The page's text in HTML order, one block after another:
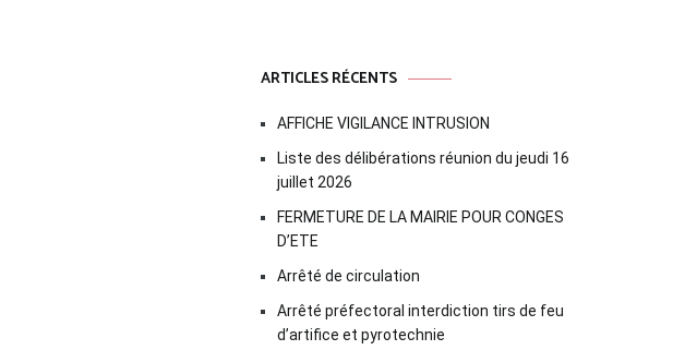
ARTICLES RÉCENTS
AFFICHE VIGILANCE INTRUSION
Liste des délibérations réunion du jeudi 16
juillet 2026
FERMETURE DE LA MAIRIE POUR CONGES
D’ETE
Arrêté de circulation
Arrêté préfectoral interdiction tirs de feu
d’artifice et pyrotechnie